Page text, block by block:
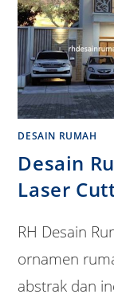
DESAIN RUMAH
Desain
Laser
RH Desain
ornamen
abstrak dan